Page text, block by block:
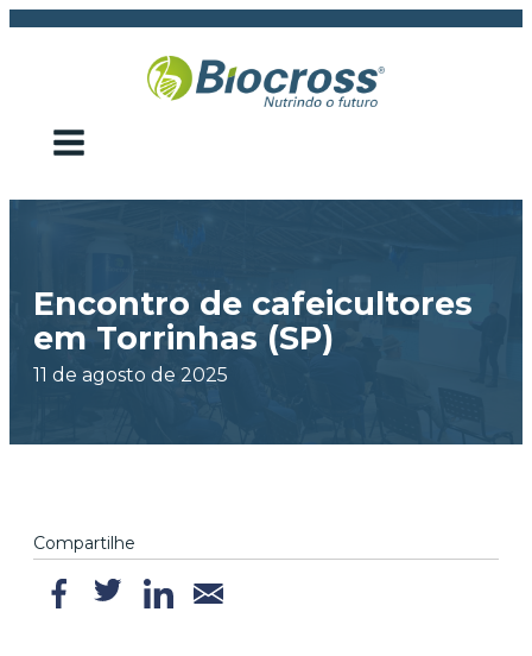
Encontro de cafeicultores
em Torrinhas (SP)
11 de agosto de 2025
Compartilhe